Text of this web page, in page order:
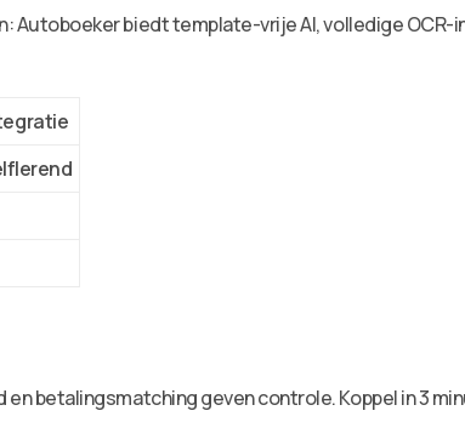
Autoboeker biedt template-vrije AI, volledige
betalingsmatching geven controle. Koppel in 3